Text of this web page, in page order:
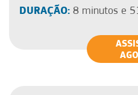
DURAÇÃO:8 minutos e